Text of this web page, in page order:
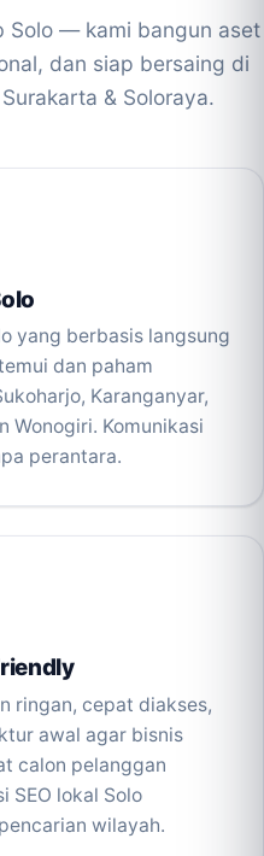
Solo — kami bangun aset
dan siap bersaing di
& Soloraya.
yang berbasis langsung
dan paham
Karanganyar,
Wonogiri. Komunikasi
perantara.
ringan, cepat diakses,
awal agar bisnis
calon pelanggan
SEO lokal Solo
wilayah.